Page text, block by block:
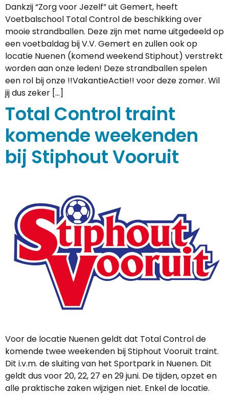
Dankzij “Zorg voor Jezelf” uit Gemert, heeft
Voetbalschool Total Control de beschikking over
mooie strandballen. Deze zijn met name uitgedeeld op
een voetbaldag bij V.V. Gemert en zullen ook op
locatie Nuenen (komend weekend Stiphout) verstrekt
worden aan onze leden! Deze strandballen spelen
een rol bij onze !!VakantieActie!! voor deze zomer. Wil
jij dus zeker […]
Total Control traint
komende weekenden
bij Stiphout Vooruit
Voor de locatie Nuenen geldt dat Total Control de
komende twee weekenden bij Stiphout Vooruit traint.
Dit i.v.m. de sluiting van het Sportpark in Nuenen. Dit
geldt dus voor 20, 22, 27 en 29 juni. De tijden, opzet en
alle praktische zaken wijzigen niet. Enkel de locatie.